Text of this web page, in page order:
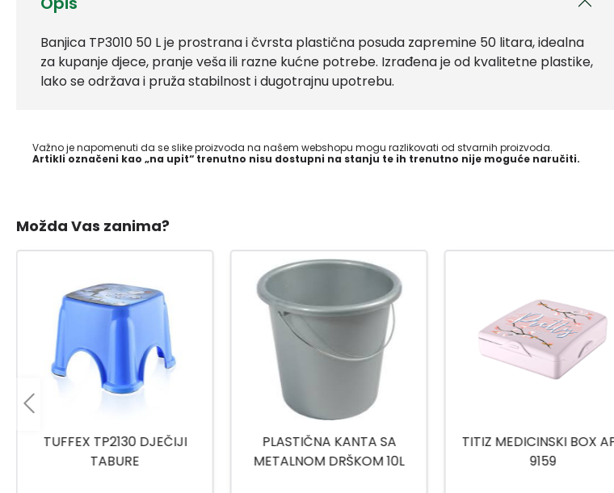
Banjica TP3010 50 L je prostrana i čvrsta plastična posuda zapremine 50 litara, idealna
za kupanje djece, pranje veša ili razne kućne potrebe. Izrađena je od kvalitetne plastike,
lako se održava i pruža stabilnost i dugotrajnu upotrebu.
Važno je napomenuti da se slike proizvoda na našem webshopu mogu razlikovati od stvarnih proizvoda.
Artikli označeni kao „na upit“ trenutno nisu dostupni na stanju te ih trenutno nije moguće naručiti.
Možda Vas zanima?
PLASTIČNA KANTA SA
METALNOM DRŠKOM 10L
TITIZ MEDICINSKI BOX AP-
9159
TITIZ SET ZA KUPATILO
PRIWEX TP-557